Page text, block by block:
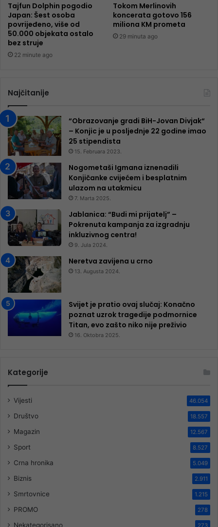
Tajfun Dolphin pogodio
Japan: Šest osoba
povrijeđeno, više od
50.000 objekata ostalo
bez struje
22 minute ago
Tokom Merlinovih
koncerata gotovo 156
miliona KM prometa
29 minuta ago
Najčitanije
“Obrazovanje gradi BiH-Jovan Divjak“
– Konjic je u posljednje 22 godine imao
25 ​​stipendista
15. Februara 2023.
Nogometaši Igmana iznenadili
Konjičanke cvijećem i besplatnim
ulazom na utakmicu
7. Marta 2025.
Jablanica: “Budi mi prijatelj” –
Pokrenuta kampanja za izgradnju
inkluzivnog centra!
9. Jula 2024.
Neretva zavijena u crno
13. Augusta 2024.
Svijet je pratio ovaj slučaj: Konačno
poznat uzrok tragedije podmornice
Titan, evo zašto niko nije preživio
16. Oktobra 2025.
Kategorije
Vijesti 46.054
Društvo 18.557
Magazin 12.567
Sport 8.527
Crna hronika 5.049
Biznis 2.911
Smrtovnice 1.215
PROMO 278
Nekategorisano